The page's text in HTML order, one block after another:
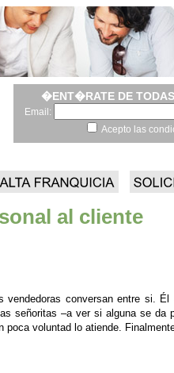
�ENT�RATE DE
Email:
Acepto las
al cliente
vendedoras conversan entre si.
señoritas –a ver si alguna se da
poca voluntad lo atiende.